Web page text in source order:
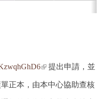
(link is external)
提出申請，並
正本，由本中心協助查核